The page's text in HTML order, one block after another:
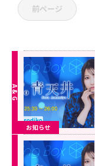
前ページ
お知らせ